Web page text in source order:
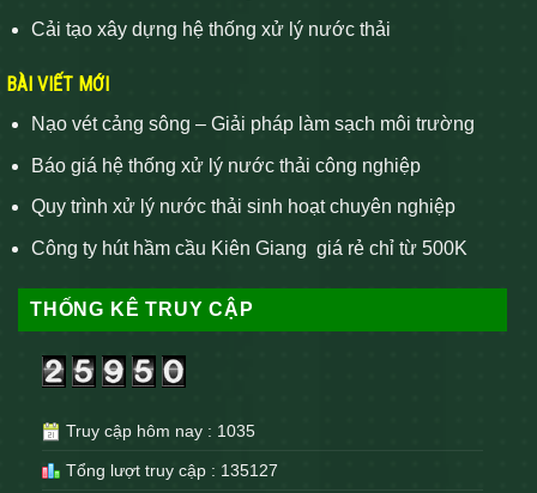
Cải tạo xây dựng hệ thống xử lý nước thải
BÀI VIẾT MỚI
Nạo vét cảng sông – Giải pháp làm sạch môi trường
Báo giá hệ thống xử lý nước thải công nghiệp
Quy trình xử lý nước thải sinh hoạt chuyên nghiệp
Công ty hút hầm cầu Kiên Giang giá rẻ chỉ từ 500K
THỐNG KÊ TRUY CẬP
Truy cập hôm nay : 1035
Tổng lượt truy cập : 135127